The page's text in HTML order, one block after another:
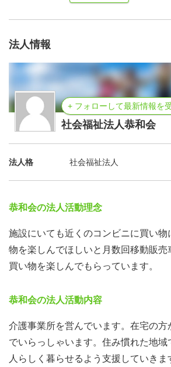
法人情報
+ フォローして最新情報を
社会福祉法人恭和会
法人格 社会福祉法人
恭和会の法人活動理念
施設にいても近くのコンビニに買い物
物を楽しんでほしいと月数回移動販売
買い物を楽しんでもらっています。
恭和会の法人活動内容
介護事業所を営んでいます。在宅の方
でいらっしゃいます。住み慣れた地
人らしく暮らせるよう支援していきま